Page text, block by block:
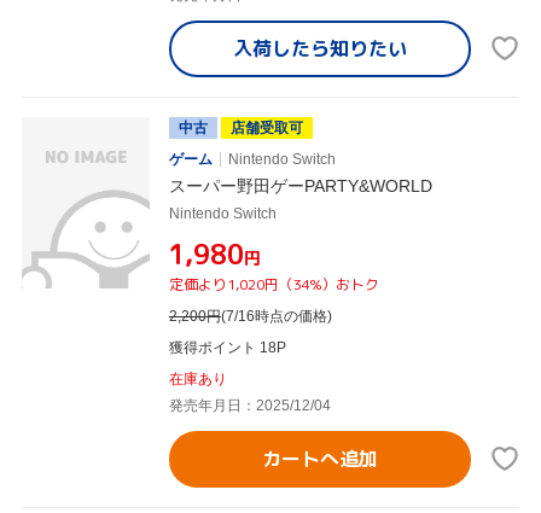
入荷したら知りたい
中古
店舗受取可
ゲーム
Nintendo Switch
スーパー野田ゲーPARTY&WORLD
Nintendo Switch
¥1,980円
定価より1,020円（34%）おトク
2,200円(7/16時点の価格)
獲得ポイント 18P
在庫あり
発売年月日：2025/12/04
カートへ追加